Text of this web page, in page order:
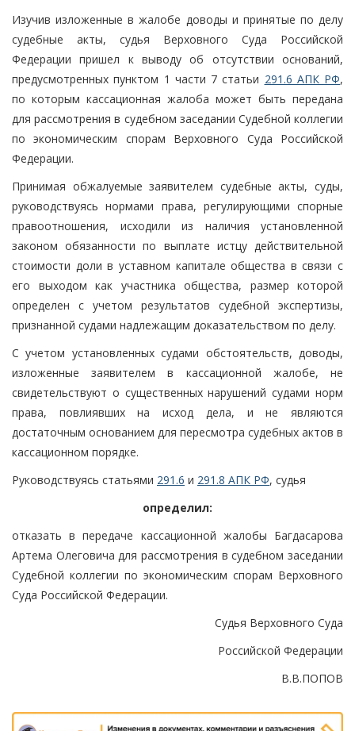
Изучив изложенные в жалобе доводы и принятые по делу
судебные акты, судья Верховного Суда Российской
Федерации пришел к выводу об отсутствии оснований,
предусмотренных пунктом 1 части 7 статьи 291.6 АПК РФ,
по которым кассационная жалоба может быть передана
для рассмотрения в судебном заседании Судебной коллегии
по экономическим спорам Верховного Суда Российской
Федерации.
Принимая обжалуемые заявителем судебные акты, суды,
руководствуясь нормами права, регулирующими спорные
правоотношения, исходили из наличия установленной
законом обязанности по выплате истцу действительной
стоимости доли в уставном капитале общества в связи с
его выходом как участника общества, размер которой
определен с учетом результатов судебной экспертизы,
признанной судами надлежащим доказательством по делу.
С учетом установленных судами обстоятельств, доводы,
изложенные заявителем в кассационной жалобе, не
свидетельствуют о существенных нарушений судами норм
права, повлиявших на исход дела, и не являются
достаточным основанием для пересмотра судебных актов в
кассационном порядке.
Руководствуясь статьями 291.6 и 291.8 АПК РФ, судья
определил:
отказать в передаче кассационной жалобы Багдасарова
Артема Олеговича для рассмотрения в судебном заседании
Судебной коллегии по экономическим спорам Верховного
Суда Российской Федерации.
Судья Верховного Суда
Российской Федерации
В.В.ПОПОВ